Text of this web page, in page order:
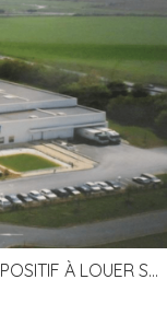
PLATEFORME LOGISTIQUE AVEC FROID POSITIF À LOUER SECTEUR NIORT (79)